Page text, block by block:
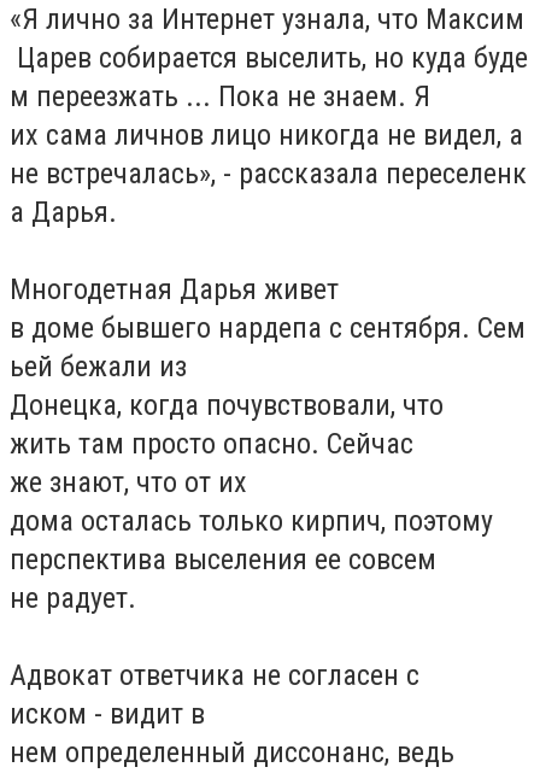
«Я лично за Интернет узнала, что Максим
Царев собирается выселить, но куда буде
м переезжать ... Пока не знаем. Я
их сама личнов лицо никогда не видел, а
не встречалась», - рассказала переселенк
а Дарья.
Многодетная Дарья живет
в доме бывшего нардепа с сентября. Сем
ьей бежали из
Донецка, когда почувствовали, что
жить там просто опасно. Сейчас
же знают, что от их
дома осталась только кирпич, поэтому
перспектива выселения ее совсем
не радует.
Адвокат ответчика не согласен с
иском - видит в
нем определенный диссонанс, ведь